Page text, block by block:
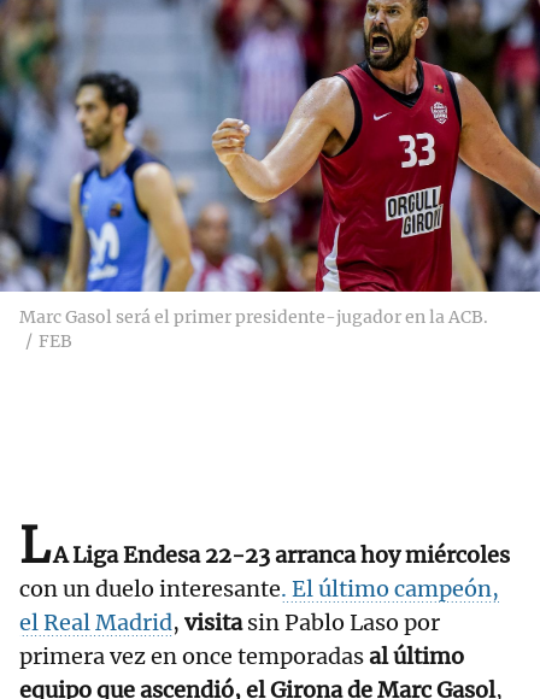
Marc Gasol será el primer presidente-jugador en la ACB.
FEB
LA Liga Endesa 22-23 arranca hoy miércoles
con un duelo interesante. El último campeón,
el Real Madrid, visitasin Pablo Laso por
primera vez en once temporadasal último
equipo que ascendió, el Girona de Marc Gasol,